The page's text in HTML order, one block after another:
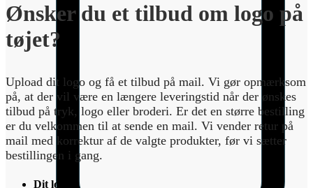
Ønsker du et tilbud om logo på
tøjet?
Upload dit logo og få et tilbud på mail. Vi gør opmærksom
på, at der vil være en længere leveringstid når der ønskes
tilbud på tryk, logo eller broderi. Er det en større bestilling
er du velkommen til at sende en mail. Vi vender retur på
mail med korrektur af de valgte produkter, før vi sætter
bestillingen i gang.
Dit logo